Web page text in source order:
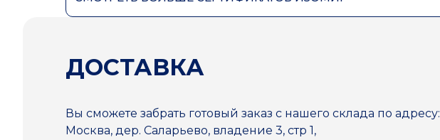
ДОСТАВКА
Вы сможете забрать готовый заказ с нашего склада по адресу:
Москва, дер. Саларьево, владение 3, стр 1,